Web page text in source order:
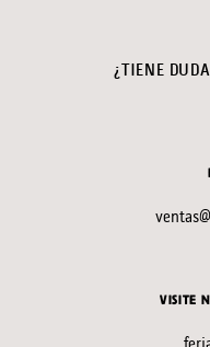
¿TIENE
VISITE